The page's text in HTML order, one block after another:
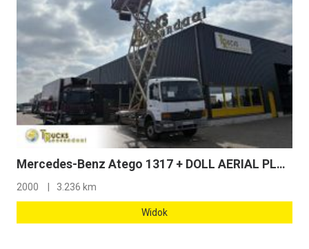
Mercedes-Benz Atego 1317 + DOLL AERIAL PLATFORM 10 meters + 3236 KM + tunnel/mine edition
2000 3.236 km
Widok